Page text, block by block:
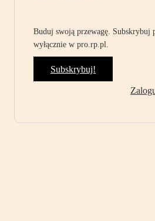
Buduj swoją przewagę. Subskrybuj
wyłącznie w pro.rp.pl.
Subskrybuj!